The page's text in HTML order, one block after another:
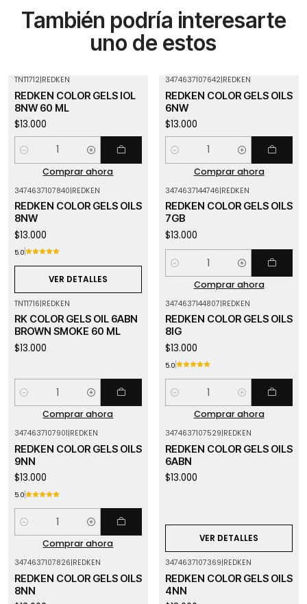
También podría interesarte
uno de estos
TNT1712|REDKEN
REDKEN COLOR GELS IOL
8NW 60 ML
$13.000
Cantidad
Comprar ahora
3474637107642|REDKEN
REDKEN COLOR GELS OILS
6NW
$13.000
Cantidad
Comprar ahora
3474637107840|REDKEN
REDKEN COLOR GELS OILS
8NW
$13.000
5.0
VER DETALLES
3474637144746|REDKEN
REDKEN COLOR GELS OILS
7GB
$13.000
Cantidad
Comprar ahora
TNT1716|REDKEN
RK COLOR GELS OIL 6ABN
BROWN SMOKE 60 ML
$13.000
Cantidad
Comprar ahora
3474637144807|REDKEN
REDKEN COLOR GELS OILS
8IG
$13.000
5.0
Cantidad
Comprar ahora
3474637107901|REDKEN
REDKEN COLOR GELS OILS
9NN
$13.000
5.0
Cantidad
Comprar ahora
3474637107529|REDKEN
REDKEN COLOR GELS OILS
6ABN
$13.000
VER DETALLES
3474637107826|REDKEN
REDKEN COLOR GELS OILS
8NN
3474637107369|REDKEN
REDKEN COLOR GELS OILS
4NN